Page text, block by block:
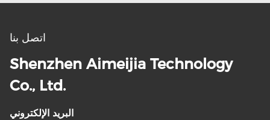
اتصل بنا
Shenzhen Aimeijia Technology
Co., Ltd.
البريد الإلكتروني